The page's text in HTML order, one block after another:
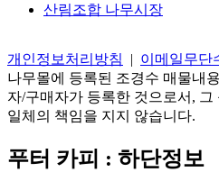
산림조합 나무시장
개인정보처리방침 이메일무단
나무몰에 등록된 조경수 매물내
자/구매자가 등록한 것으로서,
일체의 책임을 지지 않습니다.
푸터 카피 : 하단정보